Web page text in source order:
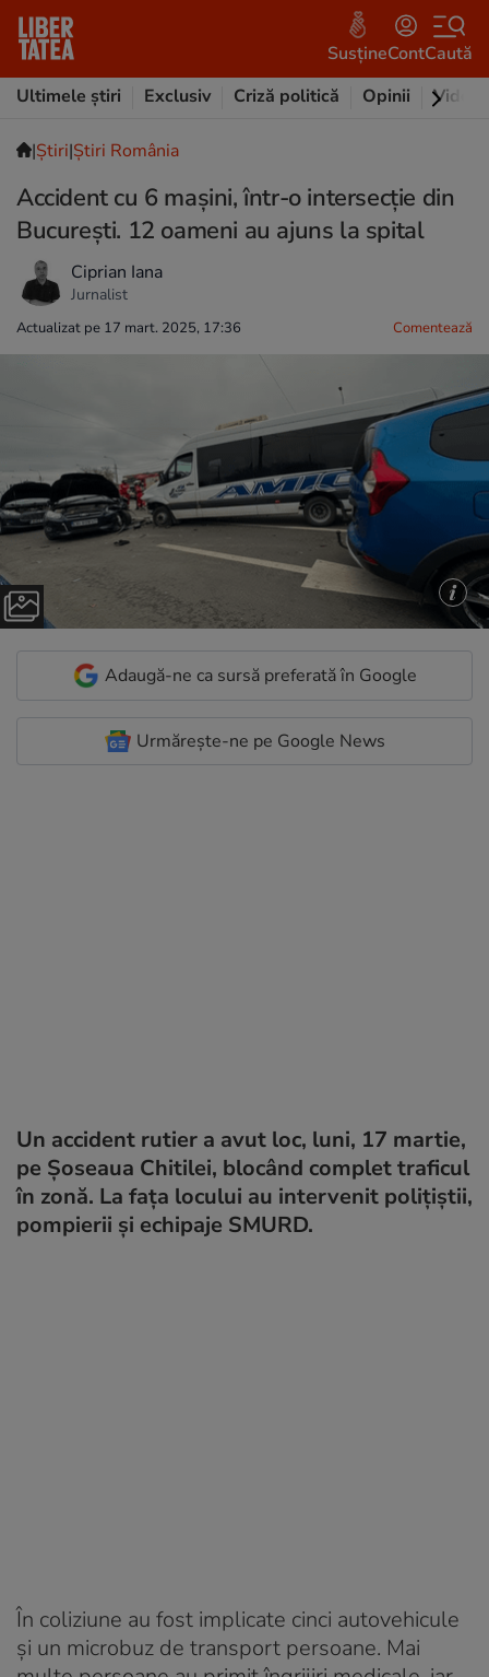
SusțineContCaută
Ultimele știri
Exclusiv Criză politică Opinii Video
|Ştiri|Știri România
Accident cu 6 mașini, într-o intersecție din
București. 12 oameni au ajuns la spital
Ciprian Iana
Jurnalist
Actualizat pe 17 mart. 2025, 17:36 Comentează
Adaugă-ne ca sursă preferată în Google
Urmărește-ne pe Google News
Un accident rutier a avut loc, luni, 17 martie,
pe Șoseaua Chitilei, blocând complet traficul
în zonă. La fața locului au intervenit polițiștii,
pompierii și echipaje SMURD.
În coliziune au fost implicate cinci autovehicule
și un microbuz de transport persoane. Mai